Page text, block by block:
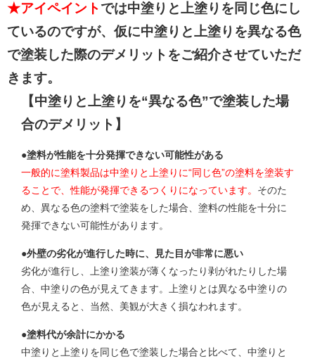
★アイペイントでは中塗りと上塗りを同じ色にし
ているのですが、仮に中塗りと上塗りを異なる色
で塗装した際のデメリットをご紹介させていただ
きます。
【中塗りと上塗りを“異なる色”で塗装した場
合のデメリット】
●塗料が性能を十分発揮できない可能性がある
一般的に塗料製品は中塗りと上塗りに“同じ色”の塗料を塗装す
ることで、性能が発揮できるつくりになっています。 そのた
め、異なる色の塗料で塗装をした場合、塗料の性能を十分に
発揮できない可能性があります。
●外壁の劣化が進行した時に、見た目が非常に悪い
劣化が進行し、上塗り塗装が薄くなったり剥がれたりした場
合、中塗りの色が見えてきます。上塗りとは異なる中塗りの
色が見えると、当然、美観が大きく損なわれます。
●塗料代が余計にかかる
中塗りと上塗りを同じ色で塗装した場合と比べて、中塗りと